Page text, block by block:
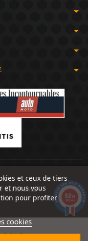
€
arrow_drop_down
arrow_drop_down
arrow_drop_down
arrow_drop_down
et ceux de tiers
et nous vous
pour profiter
cookies
SERIOUSWEB
9.2/10
1492 avis